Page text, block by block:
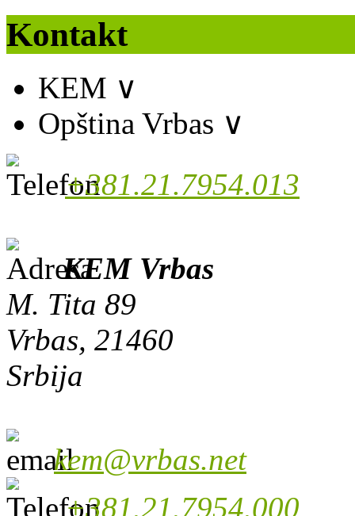
Kontakt
KEM ∨
Opština Vrbas ∨
+381.21.7954.013
KEM Vrbas
M. Tita 89
Vrbas, 21460
Srbija
kem@vrbas.net
+381.21.7954.000